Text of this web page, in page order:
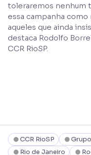
toleraremos nenhum
essa campanha
aqueles que ainda
destaca Rodolfo
CCR RioSP.
CCR RioSP
Rio de Janeiro